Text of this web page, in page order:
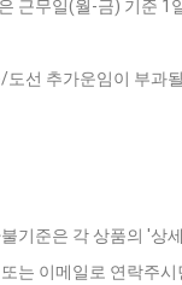
근무일(월-금) 기준
선 추가운임이 부과
기준은 각 상품의 '상
는 이메일로 연락주